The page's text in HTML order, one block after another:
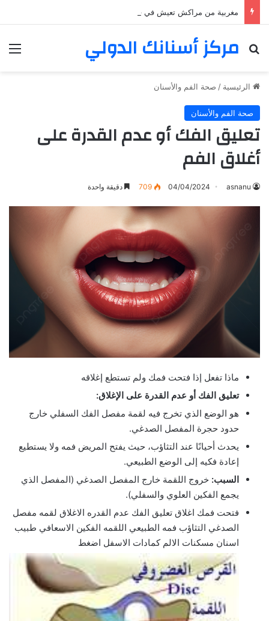
مغربية من مراكش تعيش في فرنسا ركبت أبتسامة هوليود
مركز أسنانك الدولي
بحث عن
الرئيسية / صحة الفم والأسنان
صحة الفم والأسنان
تعليق الفك أو عدم القدرة على
أغلاق الفم
asnanu
04/04/2024
709 دقيقة واحدة
ماذا تفعل إذا فتحت فمك ولم تستطع إغلاقه
تعليق الفك أو عدم القدرة على الإغلاق:
هو الوضع الذي تخرج فيه لقمة مفصل الفك السفلي خارج
حدود حجرة المفصل الصدغي.
يحدث أحيانًا عند التثاؤب، حيث يفتح المريض فمه ولا يستطيع
إعادة فكيه إلى الوضع الطبيعي.
السبب: خروج اللقمة خارج المفصل الصدغي (المفصل الذي
يجمع الفكين العلوي والسفلي).
فتحت فمك اغلاق تعليق الفك عدم القدره الاغلاق لقمه مفصل
الصدغي التثاؤب فمه الطبيعي اللقمه الفكين الاسعافي طبيب
اسنان مسكنات الالم كمادات الاسفل اضغط